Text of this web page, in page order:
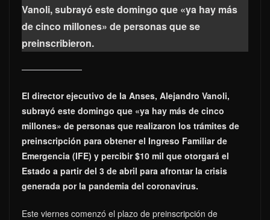
Vanoli, subrayó este domingo que «ya hay más
de cinco millones» de personas que se
preinscribieron.
El director ejecutivo de la Anses, Alejandro Vanoli,
subrayó este domingo que «ya hay más de cinco
millones» de personas que realizaron los trámites de
preinscripción para obtener el Ingreso Familiar de
Emergencia (IFE) y percibir $10 mil que otorgará el
Estado a partir del 3 de abril para afrontar la crisis
generada por la pandemia del coronavirus.
Este viernes comenzó el plazo de preinscripción de